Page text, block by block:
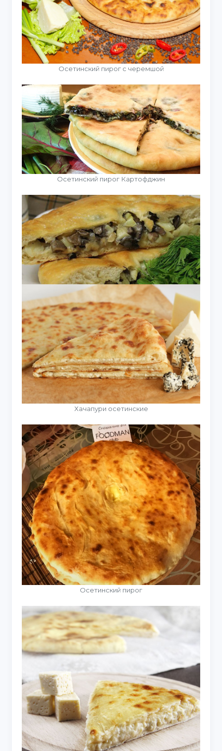
Осетинский пирог с черемшой
Осетинский пирог Картофджин
Хачапури осетинские
Осетинский пирог